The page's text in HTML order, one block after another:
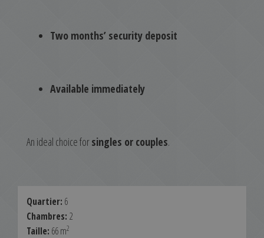
Two months’ security deposit
Available immediately
An ideal choice forsingles or couples.
Quartier: 6
Chambres: 2
Taille: 66 m2